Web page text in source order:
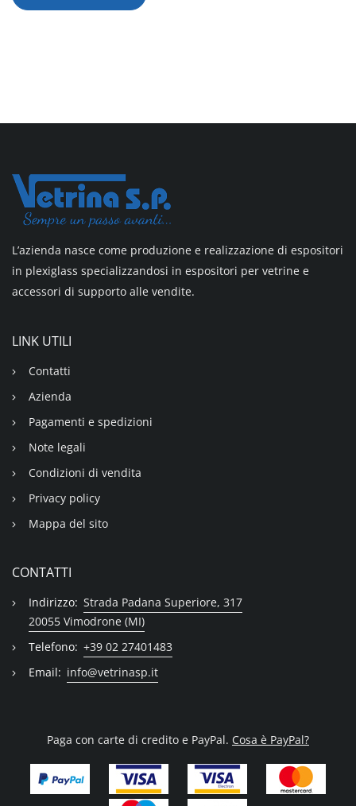
L’azienda nasce come produzione e realizzazione di espositori
in plexiglass specializzandosi in espositori per vetrine e
accessori di supporto alle vendite.
LINK UTILI
Contatti
Azienda
Pagamenti e spedizioni
Note legali
Condizioni di vendita
Privacy policy
Mappa del sito
CONTATTI
Indirizzo: Strada Padana Superiore, 317
20055 Vimodrone (MI)
Telefono: +39 02 27401483
Email: info@vetrinasp.it
Paga con carte di credito e PayPal. Cosa è PayPal?